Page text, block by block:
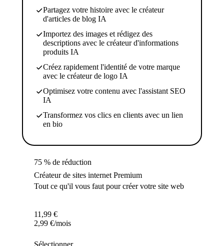
Partagez votre histoire avec le créateur
d'articles de blog IA
Importez des images et rédigez des
descriptions avec le créateur d'informations
produits IA
Créez rapidement l'identité de votre marque
avec le créateur de logo IA
Optimisez votre contenu avec l'assistant SEO
IA
Transformez vos clics en clients avec un lien
en bio
75 % de réduction
Créateur de sites internet Premium
Tout ce qu'il vous faut pour créer votre site web
11,99 €
2,99 €/mois